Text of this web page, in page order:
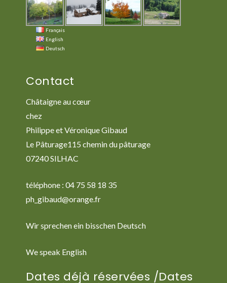
Français
English
Deutsch
Contact
Châtaigne au cœur
chez
Philippe et Véronique Gibaud
Le Pâturage115 chemin du pâturage
07240 SILHAC
téléphone : 04 75 58 18 35
ph_gibaud@orange.fr
Wir sprechen ein bisschen Deutsch
We speak English
Dates déjà réservées /Dates